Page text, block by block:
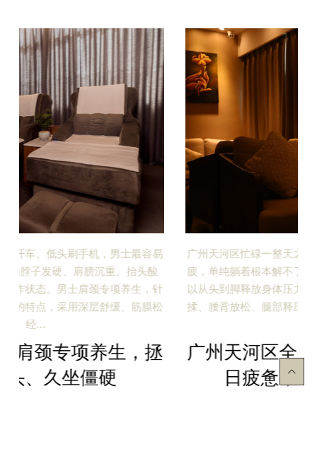
广州天河区忙碌一整天之后，浑身僵硬、肩背发紧、身心俱
疲，单纯躺着根本解不了乏。一次完整的全身放松按摩，可
以从头到脚释放身体压力。从头部舒缓、肩颈疏通、背部开
揉、腰背放松、腿部释压，全覆盖式调理，不放过任何一处
广州天河区全身放松按摩，卸下整
日疲惫，轻松治愈一整天